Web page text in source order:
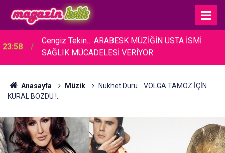
23:17 Cansever... HAYATINI KAYBETTİ!
Anasayfa Müzik
Nükhet Duru... VOLGA TAMÖZ İÇİN
KURAL BOZDU !..